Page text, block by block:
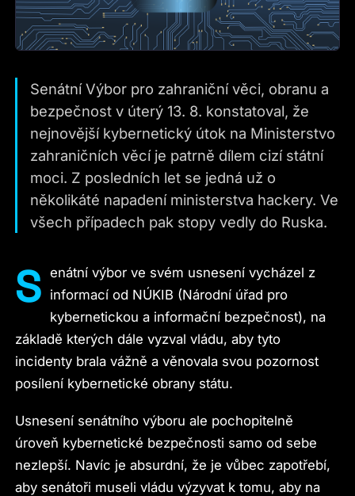
Senátní Výbor pro zahraniční věci, obranu a
bezpečnost v úterý 13. 8. konstatoval, že
nejnovější kybernetický útok na Ministerstvo
zahraničních věcí je patrně dílem cizí státní
moci. Z posledních let se jedná už o
několikáté napadení ministerstva hackery. Ve
všech případech pak stopy vedly do Ruska.
S enátní výbor ve svém usnesení vycházel z
informací od NÚKIB (Národní úřad pro
kybernetickou a informační bezpečnost), na
základě kterých dále vyzval vládu, aby tyto
incidenty brala vážně a věnovala svou pozornost
posílení kybernetické obrany státu.
Usnesení senátního výboru ale pochopitelně
úroveň kybernetické bezpečnosti samo od sebe
nezlepší. Navíc je absurdní, že je vůbec zapotřebí,
aby senátoři museli vládu výzyvat k tomu, aby na